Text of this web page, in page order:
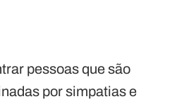
pessoas que são
por simpatias e